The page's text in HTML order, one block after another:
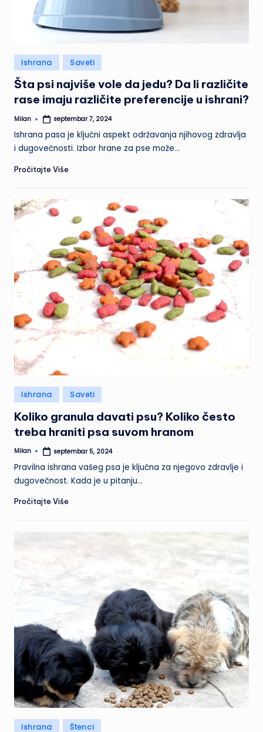
Posted
in
Ishrana Saveti
Šta psi najviše vole da jedu? Da li različite
rase imaju različite preferencije u ishrani?
Posted
Milan septembar 7, 2024
Ishrana pasa je ključni aspekt održavanja njihovog zdravlja
i dugovečnosti. Izbor hrane za pse može…
Pročitajte Više
Posted
in
Ishrana Saveti
Koliko granula davati psu? Koliko često
treba hraniti psa suvom hranom
Posted
Milan septembar 5, 2024
Pravilna ishrana vašeg psa je ključna za njegovo zdravlje i
dugovečnost. Kada je u pitanju…
Pročitajte Više
Posted
Ishrana Štenci